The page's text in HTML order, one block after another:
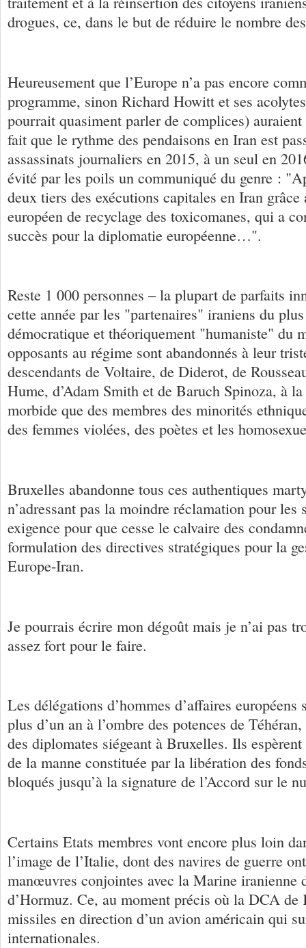
drogues, ce, dans le but de réduire le nombre
Heureusement que l’Europe n’a pas encore
programme, sinon Richard Howitt et ses
pourrait quasiment parler de complices)
fait que le rythme des pendaisons en Iran est
assassinats journaliers en 2015, à un seul en
évité par les poils un communiqué du genre :
deux tiers des exécutions capitales en Iran grâce
européen de recyclage des toxicomanes, qui a
succès pour la diplomatie européenne…".
Reste 1 000 personnes – la plupart de parfaits
cette année par les "partenaires" iraniens du
démocratique et théoriquement "humaniste" du
opposants au régime sont abandonnés à leur
descendants de Voltaire, de Diderot, de
Hume, d’Adam Smith et de Baruch Spinoza, à
morbide que des membres des minorités
des femmes violées, des poètes et les
Bruxelles abandonne tous ces authentiques
n’adressant pas la moindre réclamation pour
exigence pour que cesse le calvaire des
formulation des directives stratégiques pour la
Europe-Iran.
Je pourrais écrire mon dégoût mais je n’ai pas
assez fort pour le faire.
Les délégations d’hommes d’affaires européens
plus d’un an à l’ombre des potences de
des diplomates siégeant à Bruxelles. Ils
de la manne constituée par la libération des
bloqués jusqu’à la signature de l’Accord sur le
Certains Etats membres vont encore plus loin
l’image de l’Italie, dont des navires de guerre
manœuvres conjointes avec la Marine iranienne
d’Hormuz. Ce, au moment précis où la DCA de
missiles en direction d’un avion américain qui
internationales.